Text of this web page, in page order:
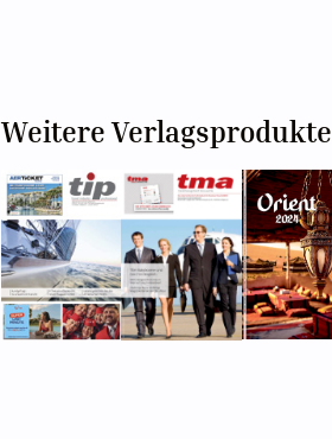
Weitere Verlagsprodukte